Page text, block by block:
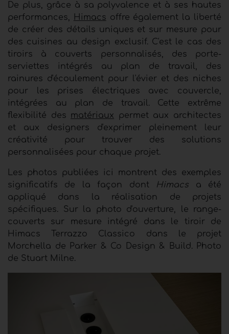
De plus, grâce à sa polyvalence et à ses hautes
performances,
Himacs offre également la liberté
de créer des détails uniques et sur mesure pour
des cuisines au design exclusif. C'est le cas des
tiroirs à couverts personnalisés, des porte-
serviettes intégrés au plan de travail, des
rainures d'écoulement pour l'évier et des niches
pour les prises électriques avec couvercle,
intégrées au plan de travail. Cette extrême
flexibilité des matériaux permet aux architectes
et aux designers d'exprimer pleinement leur
créativité pour trouver des solutions
personnalisées pour chaque projet.
Les photos publiées ici montrent des exemples
significatifs de la façon dont
Himacs a été
appliqué dans la réalisation de projets
spécifiques. Sur la photo d'ouverture, le range-
couverts sur mesure intégré dans le tiroir de
Himacs Terrazzo Classico dans le projet
Morchella de Parker & Co Design & Build. Photo
de Stuart Milne.